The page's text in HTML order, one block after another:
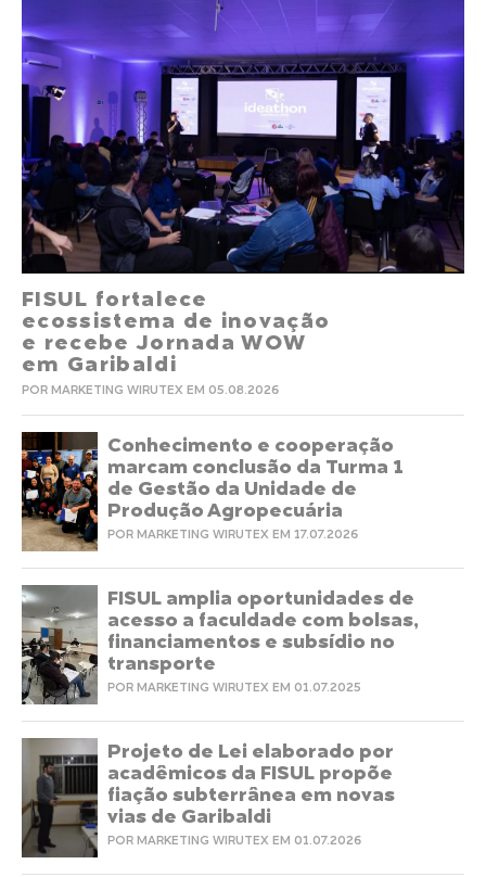
FISUL fortalece
ecossistema de inovação
e recebe Jornada WOW
em Garibaldi
POR MARKETING WIRUTEX EM 05.08.2026
Conhecimento e cooperação
marcam conclusão da Turma 1
de Gestão da Unidade de
Produção Agropecuária
POR MARKETING WIRUTEX EM 17.07.2026
FISUL amplia oportunidades de
acesso a faculdade com bolsas,
financiamentos e subsídio no
transporte
POR MARKETING WIRUTEX EM 01.07.2025
Projeto de Lei elaborado por
acadêmicos da FISUL propõe
fiação subterrânea em novas
vias de Garibaldi
POR MARKETING WIRUTEX EM 01.07.2026